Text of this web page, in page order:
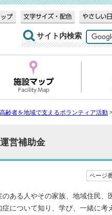
サイト内検索
高齢者を地域で支えるボランティア活動
営補助金
ページ
ある人やその家族、地域住民
について知り、学び、一緒に考